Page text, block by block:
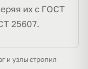
их с ГОСТ
25607.
и узлы стропил